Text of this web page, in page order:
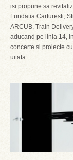
isi propune sa
Fundatia Carturesti,
ARCUB, Train
aducand pe linia 14,
concerte si proiecte
uitata.